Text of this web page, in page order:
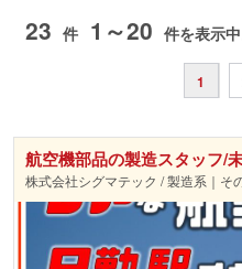
23 件 1～20 件を表示中
1
航空機部品の製造スタッフ/
株式会社シグマテック / 製造系｜そ